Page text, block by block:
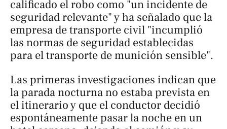
calificado el robo como "un incidente de
seguridad relevante" y ha señalado que la
empresa de transporte civil "incumplió
las normas de seguridad establecidas
para el transporte de munición sensible".
Las primeras investigaciones indican que
la parada nocturna no estaba prevista en
el itinerario y que el conductor decidió
espontáneamente pasar la noche en un